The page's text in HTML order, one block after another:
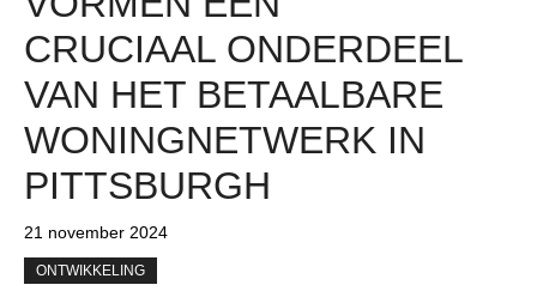
CRUCIAAL ONDERDEEL
VAN HET BETAALBARE
WONINGNETWERK IN
PITTSBURGH
21 november 2024
ONTWIKKELING